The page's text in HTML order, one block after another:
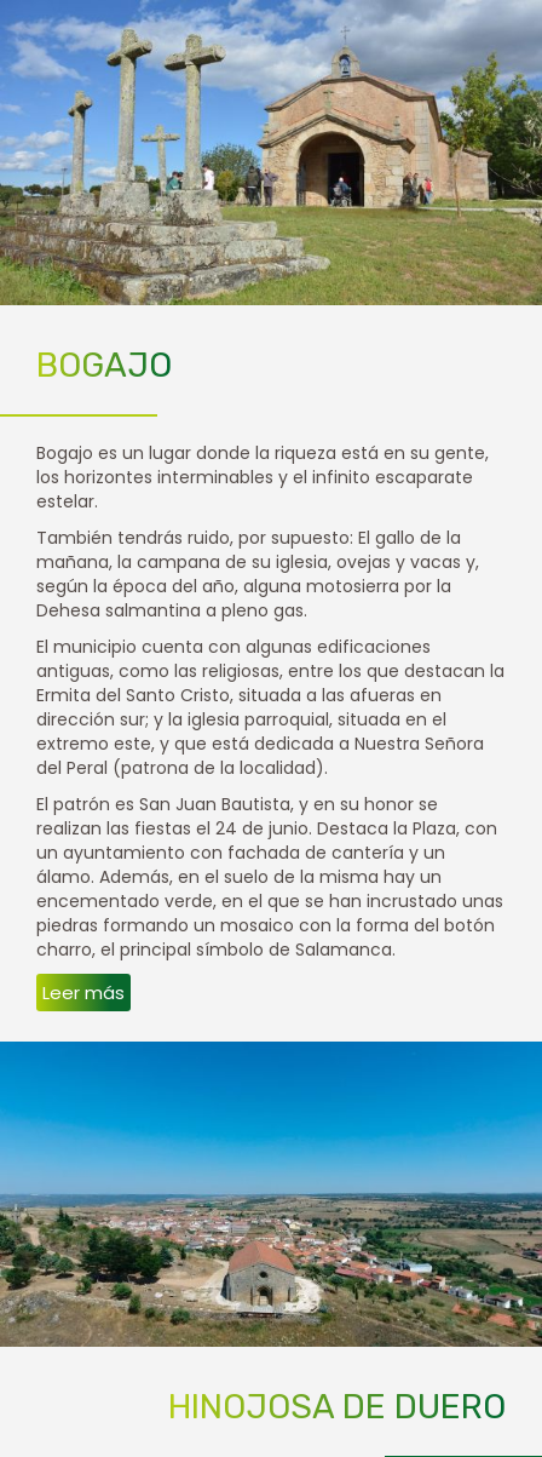
BOGAJO
Bogajo es un lugar donde la riqueza está en su gente,
los horizontes interminables y el infinito escaparate
estelar.
También tendrás ruido, por supuesto: El gallo de la
mañana, la campana de su iglesia, ovejas y vacas y,
según la época del año, alguna motosierra por la
Dehesa salmantina a pleno gas.
El municipio cuenta con algunas edificaciones
antiguas, como las religiosas, entre los que destacan la
Ermita del Santo Cristo, situada a las afueras en
dirección sur; y la iglesia parroquial, situada en el
extremo este, y que está dedicada a Nuestra Señora
del Peral (patrona de la localidad).
El patrón es San Juan Bautista, y en su honor se
realizan las fiestas el 24 de junio. Destaca la Plaza, con
un ayuntamiento con fachada de cantería y un
álamo. Además, en el suelo de la misma hay un
encementado verde, en el que se han incrustado unas
piedras formando un mosaico con la forma del botón
charro, el principal símbolo de Salamanca.
Leer más
HINOJOSA DE DUERO